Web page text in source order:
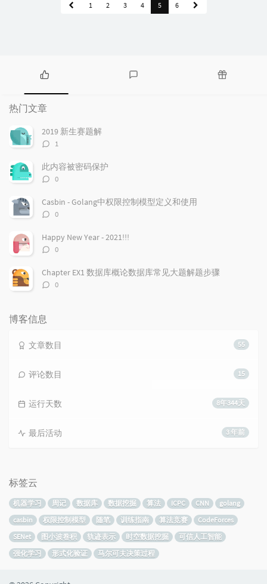
1 2 3 4 5 6
热
门
文
章
热门文章
2019 新生赛题解
评
数：
1
此内容被密码保护
评
数：
0
Casbin - Golang中权限控制模型定义和使用
评
数：
0
Happy New Year - 2021!!!
评
数：
0
Chapter EX1 数据库概论数据库常见大题解题步骤
评
0
博客信息
55
文章数目
15
评论数目
8年344天
运行天数
3 年前
最后活动
标签云
机器学习 周记 数据库 数据挖掘 算法 ICPC CNN
golang
casbin
权限控制模型 随笔 训练指南 算法竞赛
CodeForces
SENet
图小波卷积 轨迹表示 时空数据挖掘
可信人工智能
强化学习
形式化验证 马尔可夫决策过程